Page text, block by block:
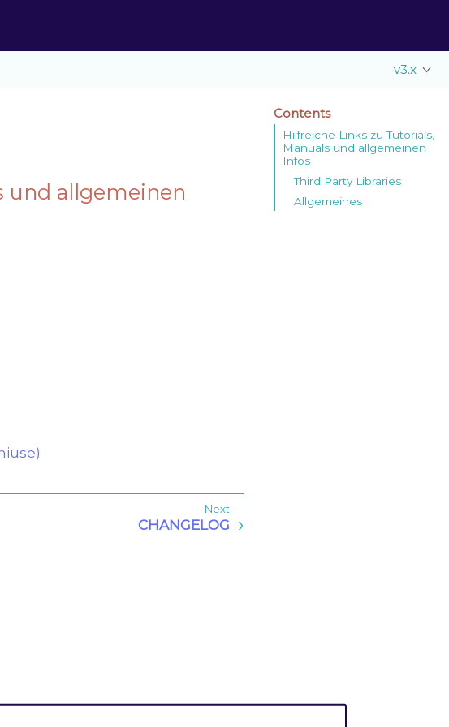
v3.x
Contents
Hilfreiche Links zu Tutorials,
Manuals und allgemeinen
Infos
Third Party Libraries
Allgemeines
und allgemeinen
CHANGELOG